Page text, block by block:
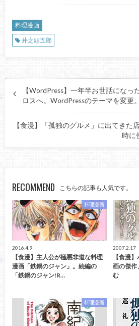
料理漫画
井之頭五郎
【WordPress】一年半お世話になっ
ロスへ。WordPressのテーマを変更。
【食漫】「孤独のグルメ」に出てきた
時に
RECOMMEND こちらの記事も人気です。
料理漫画
2016.4.9
【食漫】主人公が極悪非道な料理
漫画「鉄鍋のジャン」。続編の
「鉄鍋のジャン!R…
2007.2.17
【食漫
画の傑作
む
料理漫画